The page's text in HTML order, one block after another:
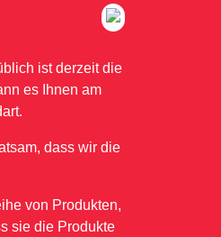
ist derzeit die
es Ihnen am
dass wir die
von Produkten,
sie die Produkte